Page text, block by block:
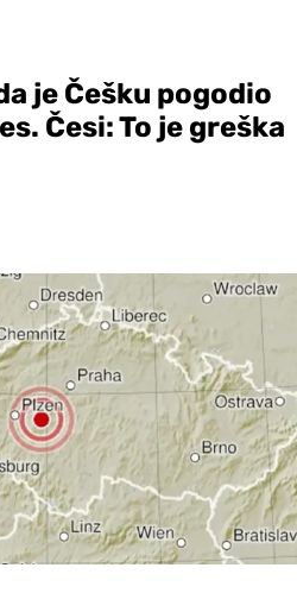
je Češku pogodio
Česi: To je greška